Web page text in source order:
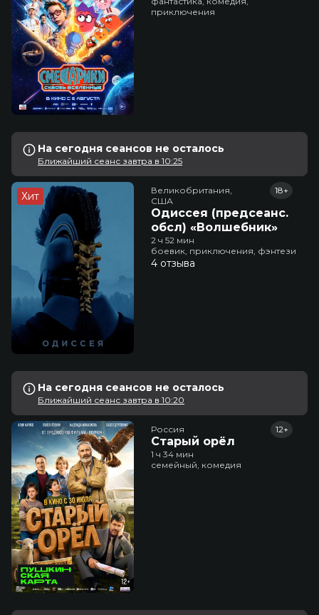
приключения
На сегодня сеансов не осталось
Ближайший сеанс завтра в 10:25
Хит
Великобритания,
США
Одиссея (предсеанс.
обсл) «Волшебник»
18+
2 ч 52 мин
боевик, приключения, фэнтези
4 отзыва
На сегодня сеансов не осталось
Ближайший сеанс завтра в 10:20
Россия
Старый орёл
12+
1 ч 34 мин
семейный, комедия